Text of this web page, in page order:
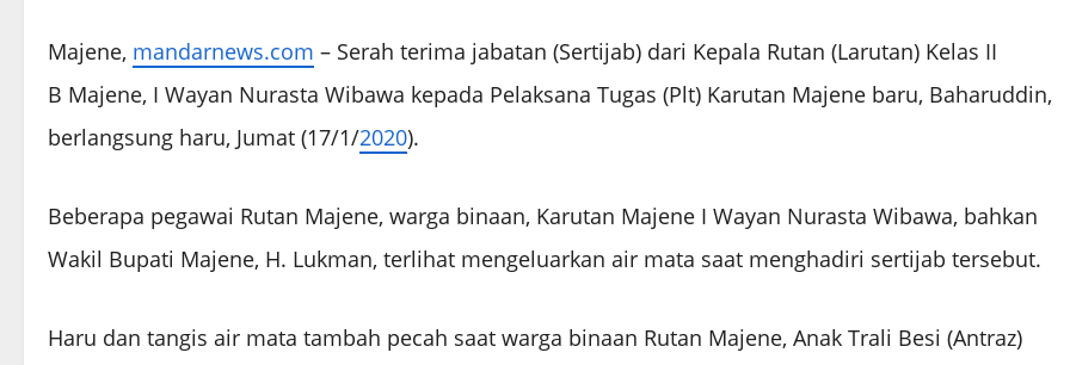
Majene, mandarnews.com – Serah terima jabatan (Sertijab) dari Kepala Rutan (Larutan) Kelas II
B Majene, I Wayan Nurasta Wibawa kepada Pelaksana Tugas (Plt) Karutan Majene baru, Baharuddin,
berlangsung haru, Jumat (17/1/2020).
Beberapa pegawai Rutan Majene, warga binaan, Karutan Majene I Wayan Nurasta Wibawa, bahkan
Wakil Bupati Majene, H. Lukman, terlihat mengeluarkan air mata saat menghadiri sertijab tersebut.
Haru dan tangis air mata tambah pecah saat warga binaan Rutan Majene, Anak Trali Besi (Antraz)